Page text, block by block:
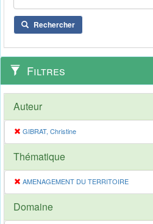
Rechercher
Filtres
Auteur
GIBRAT, Christine
Thématique
AMENAGEMENT DU TERRITOIRE
Domaine